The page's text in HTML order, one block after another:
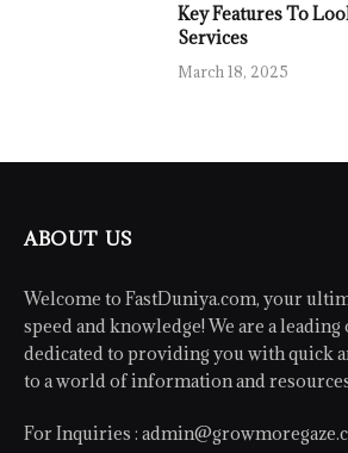
Key Features To
Services
March 18, 2025
ABOUT US
Welcome to FastDuniya.com, your
speed and knowledge! We are a
dedicated to providing you with quick
to a world of information and
For Inquiries :